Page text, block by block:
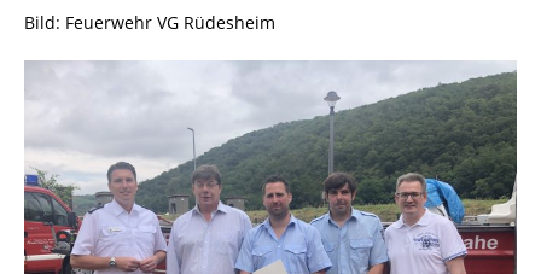
Bild: Feuerwehr VG Rüdesheim